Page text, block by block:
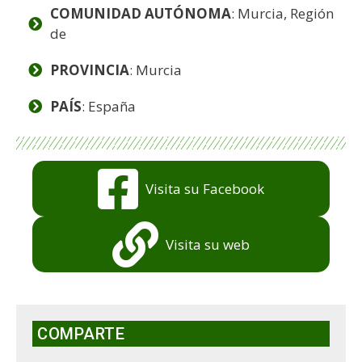
COMUNIDAD AUTÓNOMA: Murcia, Región
de
PROVINCIA: Murcia
PAÍS: España
Visita su Facebook
Visita su web
COMPARTE